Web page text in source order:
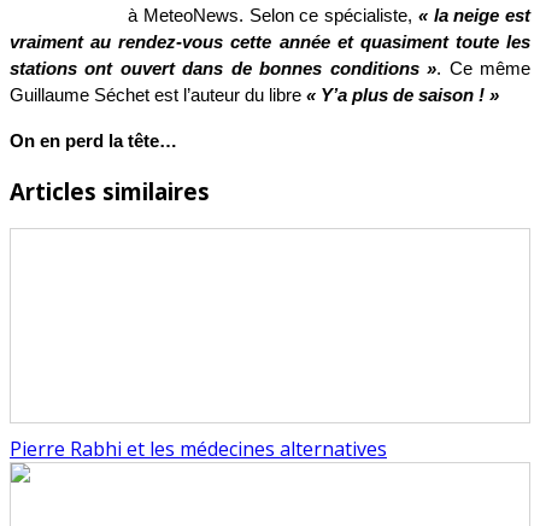
à MeteoNews. Selon ce spécialiste, « la neige est
vraiment au rendez-vous cette année et quasiment toute les
stations ont ouvert dans de bonnes conditions ». Ce même
Guillaume Séchet est l’auteur du libre « Y’a plus de saison ! »
On en perd la tête…
Articles similaires
Pierre Rabhi et les médecines alternatives